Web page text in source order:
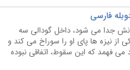
جدا می شود، داخل گودالی سه
از نیزه ها پای او را سوراخ می کند و
فهمد که این سقوط، اتفاقی نبوده